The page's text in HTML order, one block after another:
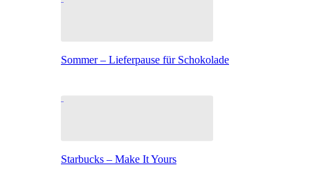
Sommer – Lieferpause für Schokolade
Starbucks – Make It Yours